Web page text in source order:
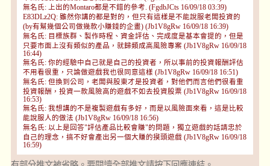
無名氏: 上出的Montaro都是不錯的參考. (FgdbJCts 16/09/18 03:39)
E83DLz2Q: 雖然你講的都是對的，但只有這樣是不能說服老闆投資的
(by有幫幾個公司做幾款小賺錢的企畫) (Jb1V8gRw 16/09/18 16:39)
無名氏: 目標族群、製作時程、資金評估、完成度是基本會提的，但是
只要市面上沒有類似的產品，就歸類成高風險專案 (Jb1V8gRw 16/09/18
16:44)
無名氏: 你的經驗中自己就是自己的投資者，所以事前的投資報酬評估
不用看很重，只論做遊戲我也很同意這樣 (Jb1V8gRw 16/09/18 16:51)
無名氏: 但換到公司，老闆與股東才是投資者，對他們而言他們很看重
投資報酬，投資一款風險高的遊戲不如去投資股票 (Jb1V8gRw 16/09/18
16:53)
無名氏: 我想講的不是複製遊戲有多好，而是以風險面來看，這是比較
能說服人的做法 (Jb1V8gRw 16/09/18 16:56)
無名氏: 以上是回答"評估產品比較會賺"的問題，獨立遊戲的話請忠於
自己的理念，搞不好會產出另一個大賺的摸頭遊戲 (Jb1V8gRw 16/09/18
16:59)